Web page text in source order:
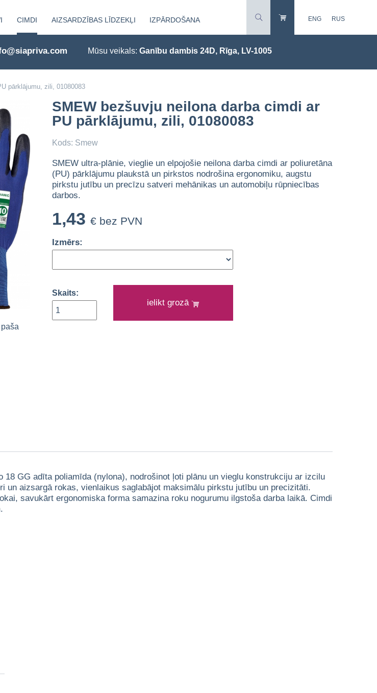
CIMDI AIZSARDZĪBAS LĪDZEKĻI IZPĀRDOŠANA ENG RUS
Mūsu veikals: Ganību dambis 24D, Rīga, LV-1005
pārklājumu, zili, 01080083
SMEW bezšuvju neilona darba cimdi ar
PU pārklājumu, zili, 01080083
Kods: Smew
SMEW ultra-plānie, vieglie un elpojošie neilona darba cimdi ar poliuretāna
(PU) pārklājumu plaukstā un pirkstos nodrošina ergonomiku, augstu
pirkstu jutību un precīzu satveri mehānikas un automobiļu rūpniecības
darbos.
1,43 € bez PVN
Izmērs:
Skaits:
ielikt grozā
GG adīta poliamīda (nylona), nodrošinot ļoti plānu un vieglu konstrukciju ar izcilu
un aizsargā rokas, vienlaikus saglabājot maksimālu pirkstu jutību un precizitāti.
savukārt ergonomiska forma samazina roku nogurumu ilgstoša darba laikā. Cimdi